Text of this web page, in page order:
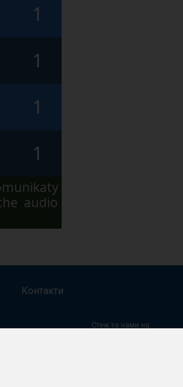
1
1
1
1
audio
Контакти
Стеж за нами на: